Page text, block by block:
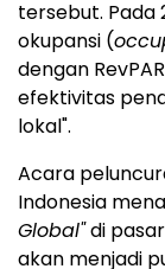
tersebut. Pada
okupansi (
dengan
efektivitas
lokal".
Acara
Indonesia
Global"di
akan menjadi